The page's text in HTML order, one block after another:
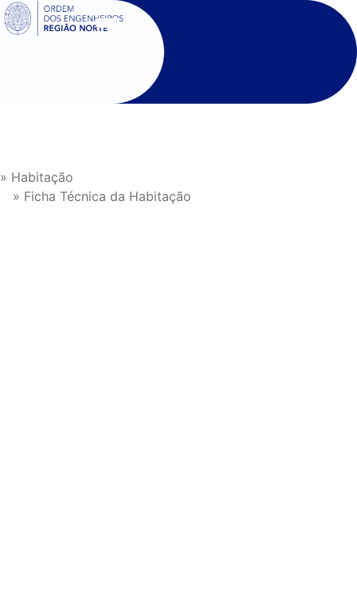
SIGOE
» Habitação
» Ficha Técnica da Habitação